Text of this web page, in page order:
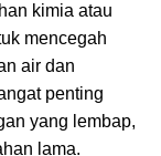
kimia atau
mencegah
air dan
penting
yang lembap,
lama.